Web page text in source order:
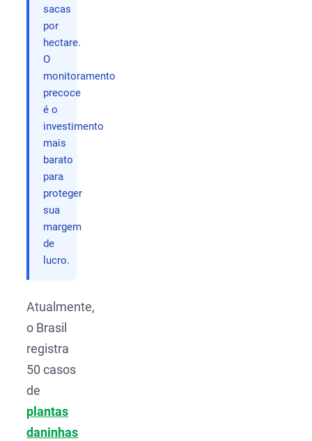
sacas
por
hectare.
O
monitoramento
precoce
é o
investimento
mais
barato
para
proteger
sua
margem
de
lucro.
Atualmente,
o Brasil
registra
50 casos
de
plantas
daninhas